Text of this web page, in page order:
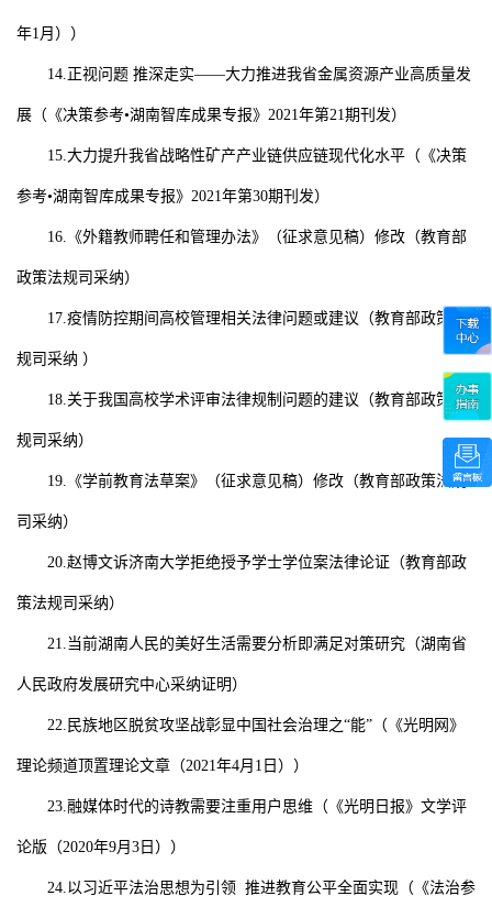
年1月））
14. 正视问题 推深走实——大力推进我省金属资源产业高质量发
展 （《决策参考•湖南智库成果专报》 2021年第21期刊发）
15.大力提升我省战略性矿产产业链供应链现代化水平 （《决策
参考•湖南智库成果专报》 2021年第30期刊发）
16. 《外籍教师聘任和管理办法》 （征求意见稿） 修改 （教育部
政策法规司采纳）
17.疫情防控期间高校管理相关法律问题或建议 （教育部政策法
规司采纳 ）
18.关于我国高校学术评审法律规制问题的建议 （教育部政策法
规司采纳）
19. 《学前教育法草案》 （征求意见稿） 修改 （教育部政策法规
司采纳）
20.赵博文诉济南大学拒绝授予学士学位案法律论证 （教育部政
策法规司采纳）
21.当前湖南人民的美好生活需要分析即满足对策研究 （湖南省
人民政府发展研究中心采纳证明）
22. 民族地区脱贫攻坚战彰显中国社会治理之“能” （《光明网》
理论频道顶置理论文章（2021年4月 1 日））
23.融媒体时代的诗教需要注重用户思维 （《光明日报》文学评
论版（2020年9月 3 日））
24.以习近平法治思想为引领 推进教育公平全面实现 （《法治参